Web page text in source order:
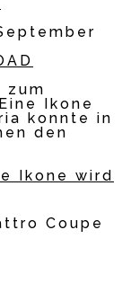
zum
Ikone
konnte in
den
Ikone wird
Coupe